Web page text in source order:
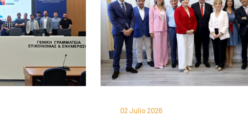
02 Julio 2026